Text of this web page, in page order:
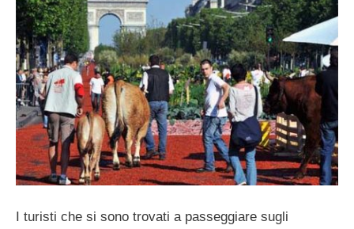
I turisti che si sono trovati a passeggiare sugli